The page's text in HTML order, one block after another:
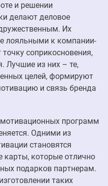
и решении
делают деловое
Их
лояльными к компании-
соприкосновения,
Лучшие из них – те,
целей, формируют
и связь бренда
программ
Одними из
становятся
карты, которые отлично
подарков партнерам.
таких